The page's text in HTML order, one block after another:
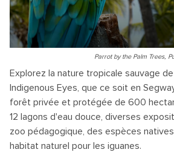
Parrot by the Palm Trees,
Explorez la nature tropicale sauvage
Indigenous Eyes, que ce soit en
forêt privée et protégée de 600
12 lagons d'eau douce, diverses
zoo pédagogique, des espèces
habitat naturel pour les iguanes.